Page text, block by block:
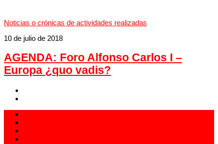
Noticias o crónicas de actividades realizadas
10 de julio de 2018
AGENDA: Foro Alfonso Carlos I –
Europa ¿quo vadis?